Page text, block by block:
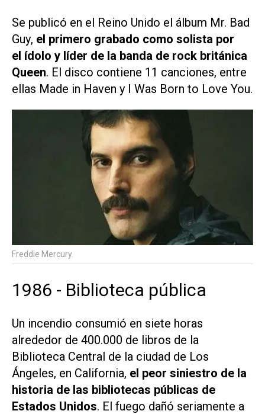
Se publicó en el Reino Unido el álbum Mr. Bad
Guy, el primero grabado como solista por
el ídolo y líder de la banda de rock británica
Queen. El disco contiene 11 canciones, entre
ellas Made in Haven y I Was Born to Love You.
Freddie Mercury.
1986 - Biblioteca pública
Un incendio consumió en siete horas
alrededor de 400.000 de libros de la
Biblioteca Central de la ciudad de Los
Ángeles, en California, el peor siniestro de la
historia de las bibliotecas públicas de
Estados Unidos. El fuego dañó seriamente a